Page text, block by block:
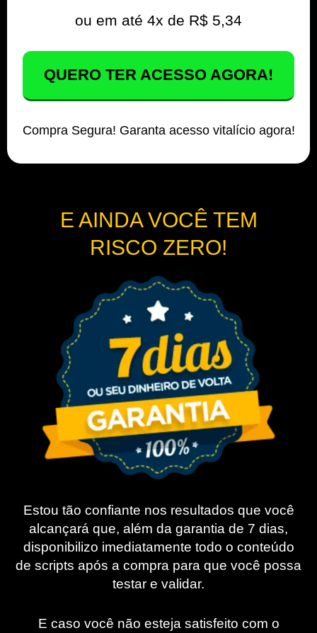
ou em até 4x de R$ 5,34
QUERO TER ACESSO AGORA!
Compra Segura! Garanta acesso vitalício agora!
E AINDA VOCÊ TEM
RISCO ZERO!
Estou tão confiante nos resultados que você
alcançará que, além da garantia de 7 dias,
disponibilizo imediatamente todo o conteúdo
de scripts após a compra para que você possa
testar e validar.
E caso você não esteja satisfeito com o